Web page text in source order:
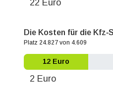
22 Euro
Die Kosten für die
Platz 24.827 von 4.609
12 Euro
2 Euro